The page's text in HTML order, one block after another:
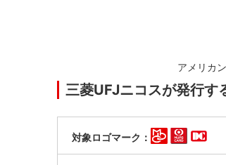
アメリカ
三菱UFJニコスが発行す
対象ロゴマーク：